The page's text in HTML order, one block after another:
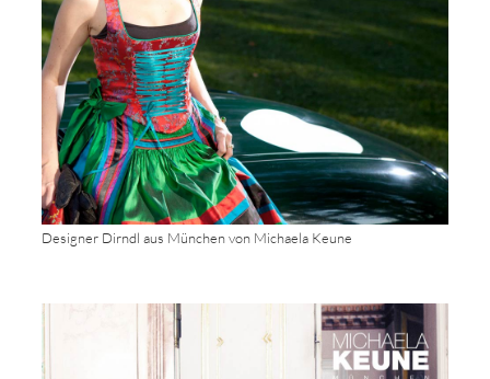
Designer Dirndl aus München von Michaela Keune